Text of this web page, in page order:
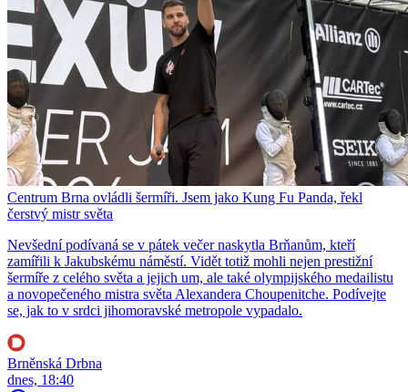
Centrum Brna ovládli šermíři. Jsem jako Kung Fu Panda, řekl
čerstvý mistr světa
Nevšední podívaná se v pátek večer naskytla Brňanům, kteří
zamířili k Jakubskému náměstí. Vidět totiž mohli nejen prestižní
šermíře z celého světa a jejich um, ale také olympijského medailistu
a novopečeného mistra světa Alexandera Choupenitche. Podívejte
se, jak to v srdci jihomoravské metropole vypadalo.
Brněnská Drbna
dnes, 18:40